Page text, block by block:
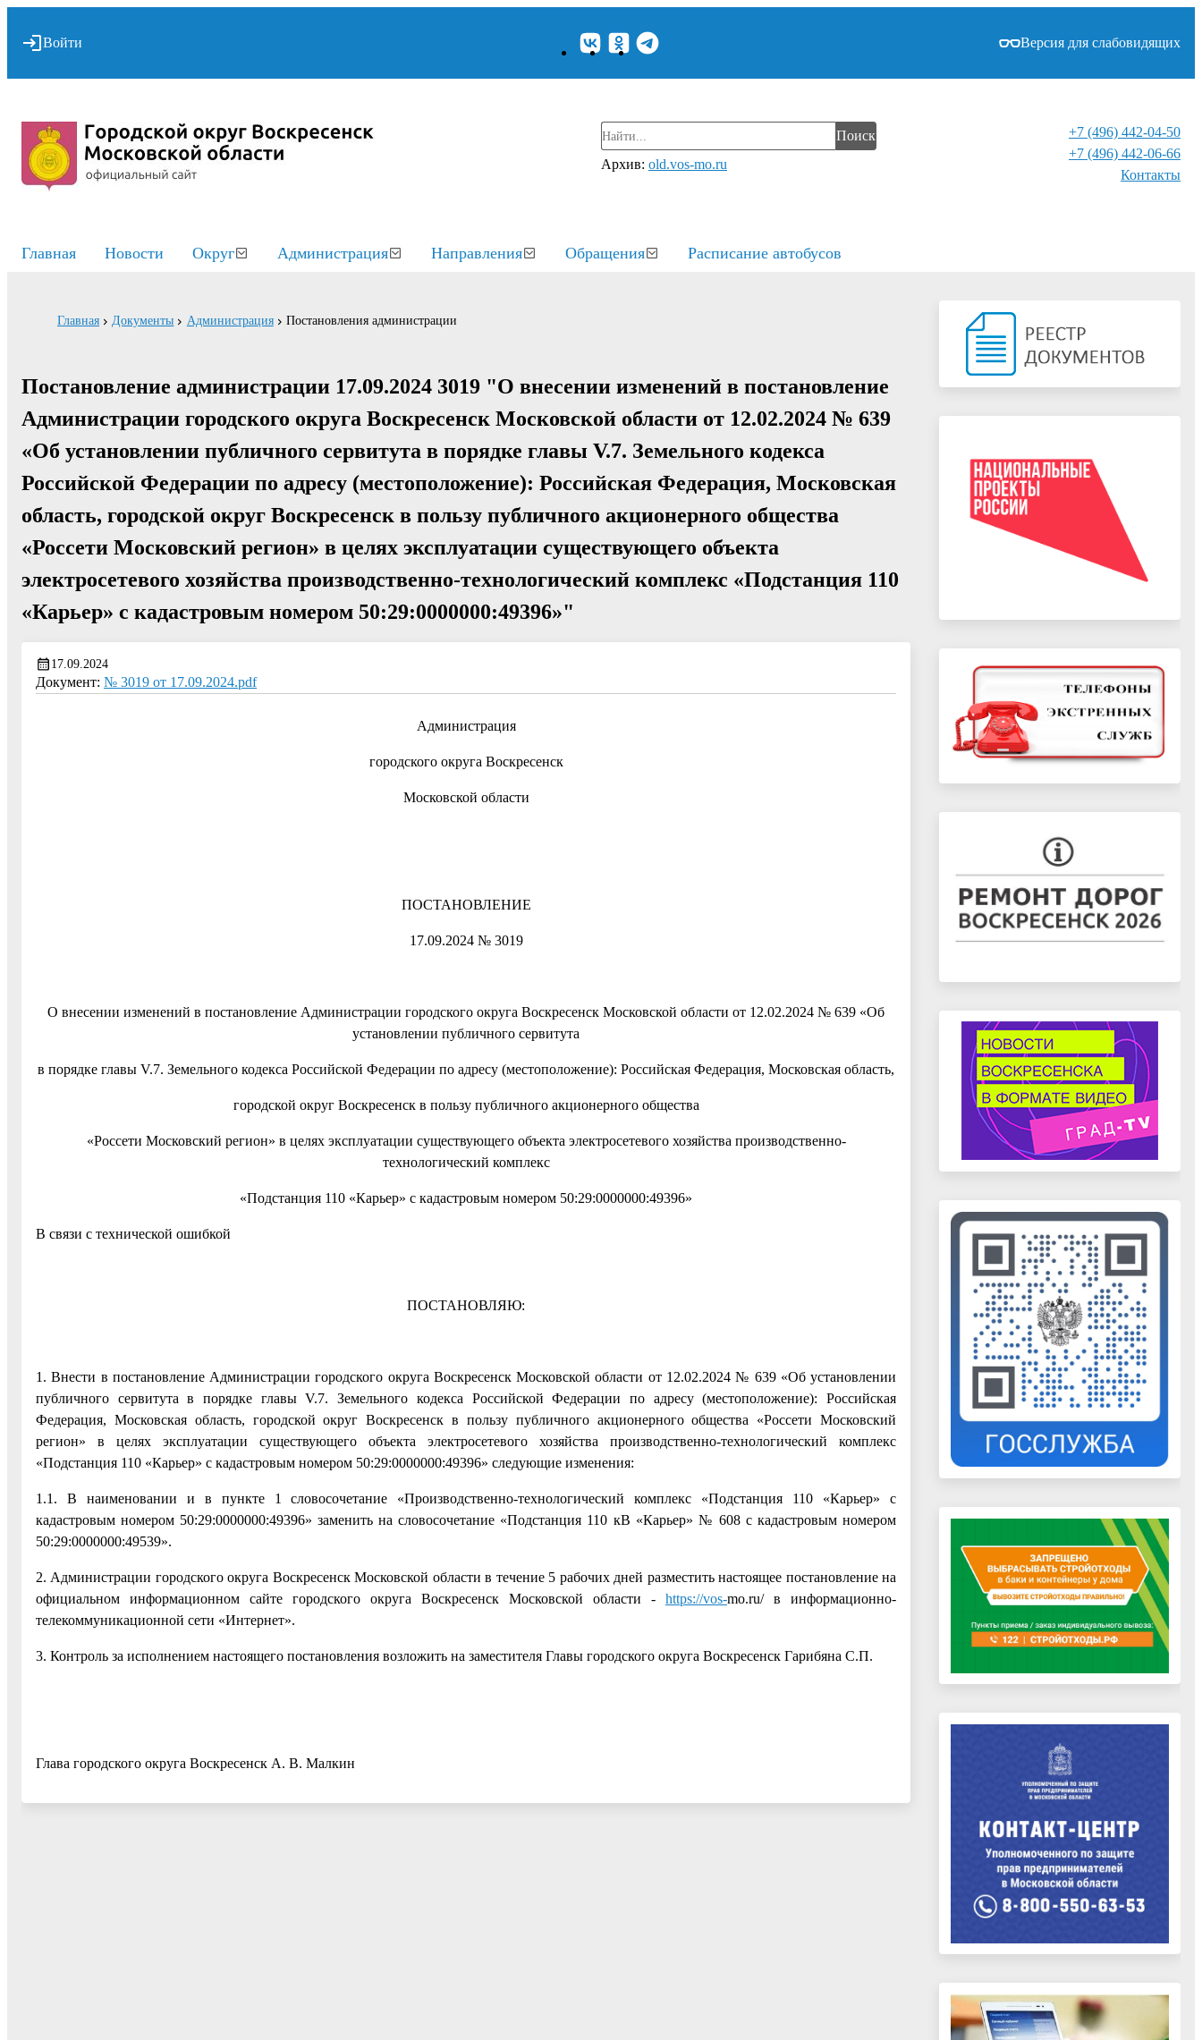
Войти Версия для слабовидящих
Поиск
Архив: old.vos-mo.ru
+7 (496) 442-04-50
+7 (496) 442-06-66
Контакты⁠
Главная Новости Округ Администрация Направления Обращения Расписание автобусов
Главная Документы Администрация Постановления администрации
Постановление администрации 17.09.2024 3019 "О внесении изменений в постановление
Администрации городского округа Воскресенск Московской области от 12.02.2024 № 639
«Об установлении публичного сервитута в порядке главы V.7. Земельного кодекса
Российской Федерации по адресу (местоположение): Российская Федерация, Московская
область, городской округ Воскресенск в пользу публичного акционерного общества
«Россети Московский регион» в целях эксплуатации существующего объекта
электросетевого хозяйства производственно-технологический комплекс «Подстанция 110
«Карьер» с кадастровым номером 50:29:0000000:49396»"
17.09.2024
Документ: № 3019 от 17.09.2024.pdf
Администрация
городского округа Воскресенск
Московской области
ПОСТАНОВЛЕНИЕ
17.09.2024 № 3019
О внесении изменений в постановление Администрации городского округа Воскресенск Московской области от 12.02.2024 № 639 «Об
установлении публичного сервитута
в порядке главы V.7. Земельного кодекса Российской Федерации по адресу (местоположение): Российская Федерация, Московская область,
городской округ Воскресенск в пользу публичного акционерного общества
«Россети Московский регион» в целях эксплуатации существующего объекта электросетевого хозяйства производственно-
технологический комплекс
«Подстанция 110 «Карьер» с кадастровым номером 50:29:0000000:49396»
В связи с технической ошибкой
ПОСТАНОВЛЯЮ:
1. Внести в постановление Администрации городского округа Воскресенск Московской области от 12.02.2024 № 639 «Об установлении
публичного сервитута в порядке главы V.7. Земельного кодекса Российской Федерации по адресу (местоположение): Российская
Федерация, Московская область, городской округ Воскресенск в пользу публичного акционерного общества «Россети Московский
регион» в целях эксплуатации существующего объекта электросетевого хозяйства производственно-технологический комплекс
«Подстанция 110 «Карьер» с кадастровым номером 50:29:0000000:49396» следующие изменения:
1.1. В наименовании и в пункте 1 словосочетание «Производственно-технологический комплекс «Подстанция 110 «Карьер» с
кадастровым номером 50:29:0000000:49396» заменить на словосочетание «Подстанция 110 кВ «Карьер» № 608 с кадастровым номером
50:29:0000000:49539».
2. Администрации городского округа Воскресенск Московской области в течение 5 рабочих дней разместить настоящее постановление на
официальном информационном сайте городского округа Воскресенск Московской области - https://vos-mo.ru/ в информационно-
телекоммуникационной сети «Интернет».
3. Контроль за исполнением настоящего постановления возложить на заместителя Главы городского округа Воскресенск Гарибяна С.П.
Глава городского округа Воскресенск А. В. Малкин